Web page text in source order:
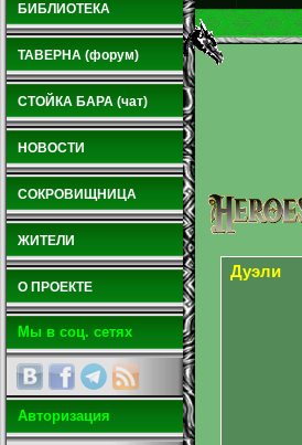
БИБЛИОТЕКА
ТАВЕРНА (форум)
СТОЙКА БАРА (чат)
НОВОСТИ
СОКРОВИЩНИЦА
ЖИТЕЛИ
О ПРОЕКТЕ
Мы в соц. сетях
Авторизация
Дуэли